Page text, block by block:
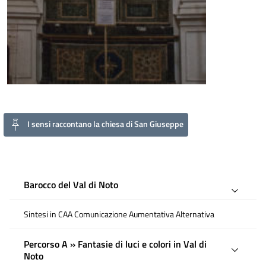
I sensi raccontano la chiesa di San Giuseppe
Barocco del Val di Noto
Sintesi in CAA Comunicazione Aumentativa Alternativa
Percorso A » Fantasie di luci e colori in Val di
Noto